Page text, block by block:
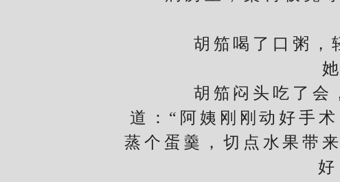
胡笳喝了口粥，轻
胡笳闷头吃了会，
道：“阿姨刚刚动好手
蒸个蛋羹，切点水果带